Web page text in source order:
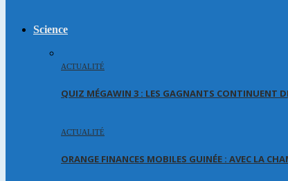
Science
ACTUALITÉ
QUIZ MÉGAWIN 3 : LES GAGNANTS CONTINUENT
ACTUALITÉ
ORANGE FINANCES MOBILES GUINÉE : AVEC LA